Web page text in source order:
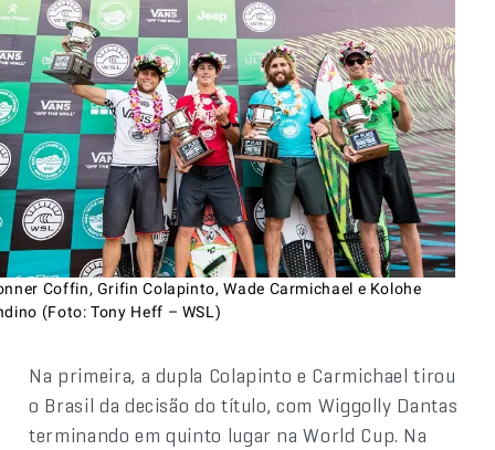
Coffin, Grifin Colapinto, Wade Carmichael e Kolohe
(Foto: Tony Heff – WSL)
Na primeira, a dupla Colapinto e Carmichael tirou
o Brasil da decisão do título, com Wiggolly Dantas
terminando em quinto lugar na World Cup. Na